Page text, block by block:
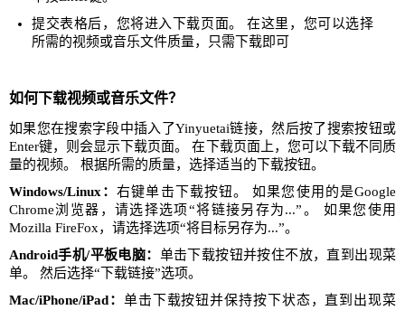
提交表格后，您将进入下载页面。 在这里，您可以选择
所需的视频或音乐文件质量，只需下载即可
如何下载视频或音乐文件？
如果您在搜索字段中插入了Yinyuetai链接，然后按了搜索按钮或
Enter键，则会显示下载页面。 在下载页面上，您可以下载不同质
量的视频。 根据所需的质量，选择适当的下载按钮。
Windows/Linux：右键单击下载按钮。 如果您使用的是Google
Chrome浏览器，请选择选项“将链接另存为...”。 如果您使用
Mozilla FireFox，请选择选项“将目标另存为...”。
Android手机/平板电脑： 单击下载按钮并按住不放，直到出现菜
单。 然后选择“下载链接”选项。
Mac/iPhone/iPad： 单击下载按钮并保持按下状态，直到出现菜